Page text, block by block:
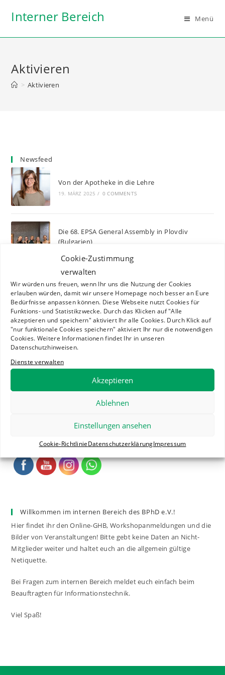
Cookie-Zustimmung
verwalten
Wir würden uns freuen, wenn Ihr uns die Nutzung der Cookies
erlauben würden, damit wir unsere Homepage noch besser an Eure
Bedürfnisse anpassen können. Diese Webseite nutzt Cookies für
Funktions- und Statistikzwecke. Durch das Klicken auf "Alle
akzeptieren und speichern" aktiviert Ihr alle Cookies. Durch Klick auf
"nur funktionale Cookies speichern" aktiviert Ihr nur die notwendigen
Cookies. Weitere Informationen findet Ihr in unseren
Datenschutzhinweisen.
Dienste verwalten
Akzeptieren
Ablehnen
Einstellungen ansehen
Cookie-RichtlinieDatenschutzerklärungImpressum
InhaltInterner Bereich Menü
Aktivieren
> Aktivieren
Newsfeed
Von der Apotheke in die Lehre
19. MÄRZ 2025 / 0 COMMENTS
Die 68. EPSA General Assembly in Plovdiv
(Bulgarien)
Der Vorstand stellt sich vor: Tom – Beauftragter
für Informationstechnik
Der Vorstand stellt sich vor: Helena –
Beauftragte für Medienarbeit
10. NOVEMBER 2024
Liaison Secretary
Please follow & like us :)
Willkommen im internen Bereich des BPhD e.V.!
Hier findet ihr den Online-GHB, Workshopanmeldungen und die
Bilder von Veranstaltungen! Bitte gebt keine Daten an Nicht-
Mitglieder weiter und haltet euch an die allgemein gültige
Netiquette.
Bei Fragen zum internen Bereich meldet euch einfach beim
Beauftragten für Informationstechnik.
Viel Spaß!